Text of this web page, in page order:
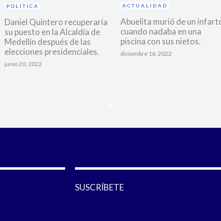
POLÍTICA
Daniel Quintero recuperaría
su puesto en la Alcaldía de
Medellín después de las
elecciones presidenciales.
junio 20, 2022
ACTUALIDAD
Abuelita murió de un
cuando nadaba en una
piscina con sus nietos.
diciembre 16, 2022
SUSCRÍBETE